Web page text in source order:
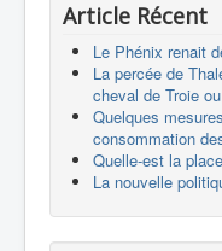
Article Récent
Le Phénix renait
La percée de
cheval de Troie
Quelques
consommation
Quelle-est la
La nouvelle